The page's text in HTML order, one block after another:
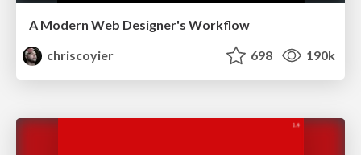
A Modern Web Designer's Workflow
chriscoyier
698 190k